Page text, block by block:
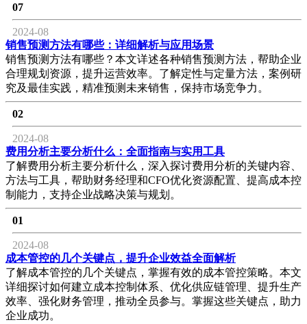
07
2024-08
销售预测方法有哪些：详细解析与应用场景
销售预测方法有哪些？本文详述各种销售预测方法，帮助企业
合理规划资源，提升运营效率。了解定性与定量方法，案例研
究及最佳实践，精准预测未来销售，保持市场竞争力。
02
2024-08
费用分析主要分析什么：全面指南与实用工具
了解费用分析主要分析什么，深入探讨费用分析的关键内容、
方法与工具，帮助财务经理和CFO优化资源配置、提高成本控
制能力，支持企业战略决策与规划。
01
2024-08
成本管控的几个关键点，提升企业效益全面解析
了解成本管控的几个关键点，掌握有效的成本管控策略。本文
详细探讨如何建立成本控制体系、优化供应链管理、提升生产
效率、强化财务管理，推动全员参与。掌握这些关键点，助力
企业成功。